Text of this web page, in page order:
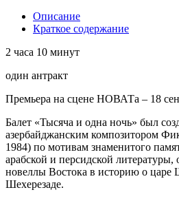
Описание
Краткое содержание
2 часа 10 минут
один антракт
Премьера на сцене НОВАТа – 18
Балет «Тысяча и одна ночь» был
азербайджанским композитором
1984) по мотивам знаменитого
арабской и персидской
новеллы Востока в историю о царе
Шехерезаде.